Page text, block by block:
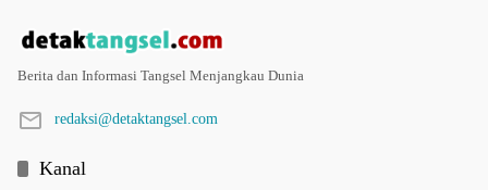
Berita dan Informasi Tangsel Menjangkau Dunia
redaksi@detaktangsel.com
Kanal